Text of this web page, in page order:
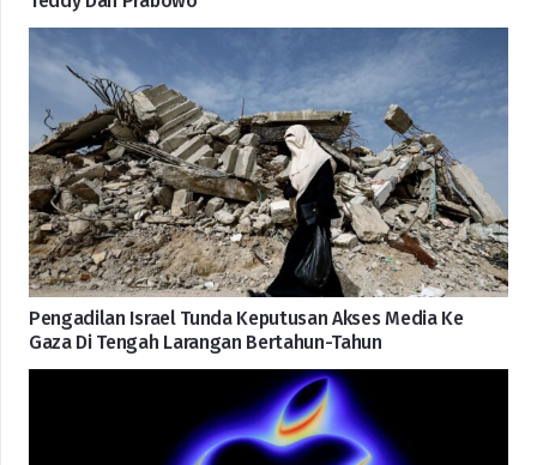
Pengadilan Israel Tunda Keputusan Akses Media Ke
Gaza Di Tengah Larangan Bertahun-Tahun